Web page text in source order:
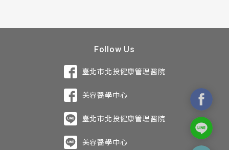
Follow Us
臺北市北投健康管理醫院
美容醫學中心
臺北市北投健康管理醫院
美容醫學中心